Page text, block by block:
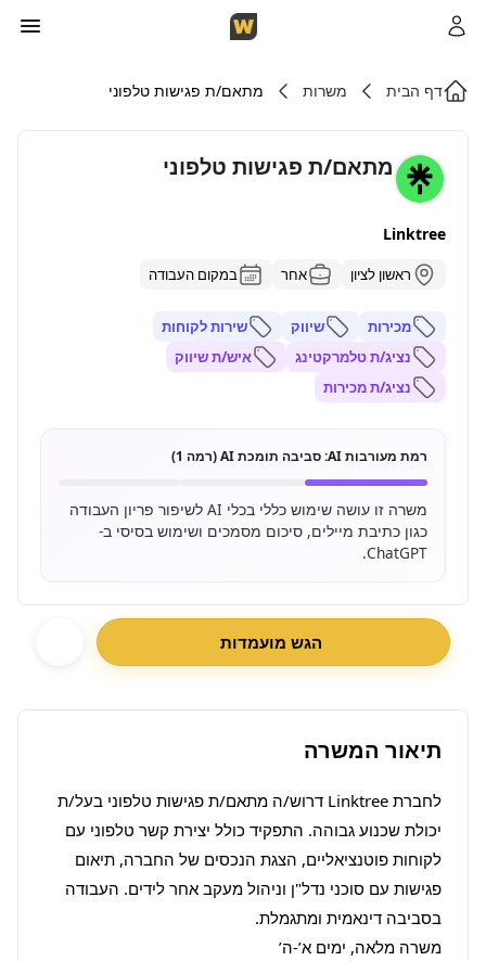
דף הבית משרות מתאם/ת פגישות טלפוני
מתאם/ת פגישות טלפוני
Linktree
ראשון לציון אחר במקום העבודה
מכירות שיווק
שירות לקוחות
נציג/ת טלמרקטינג
איש/ת שיווק
נציג/ת מכירות
רמת מעורבות AI: סביבה תומכת AI (רמה 1)
משרה זו עושה שימוש כללי בכלי AI לשיפור פריון העבודה
כגון כתיבת מיילים, סיכום מסמכים ושימוש בסיסי ב-
ChatGPT.
הגש מועמדות
תיאור המשרה